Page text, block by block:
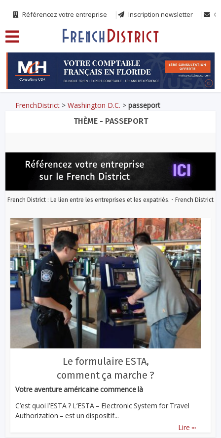
Référencez votre entreprise Inscription newsletter
FrenchDistrict >Washington D.C. >passeport
THÈME - PASSEPORT
French District : Le lien entre les entreprises et les expatriés. - French District
Le formulaire ESTA,
comment ça marche ?
Votre aventure américaine commence là
C’est quoi l’ESTA ? L’ESTA – Electronic System for Travel
Authorization – est un dispositif...
Lire ...